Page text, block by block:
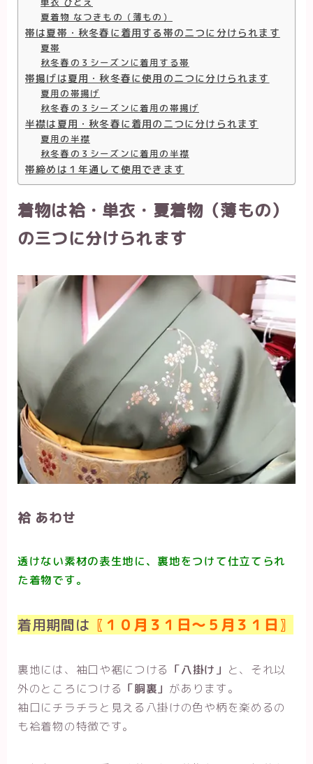
夏着物 なつきもの（薄もの）
帯は夏帯・秋冬春に着用する帯の二つに分けられます
夏帯
秋冬春の３シーズンに着用する帯
帯揚げは夏用・秋冬春に使用の二つに分けられます
夏用の帯揚げ
秋冬春の３シーズンに着用の帯揚げ
半襟は夏用・秋冬春に着用の二つに分けられます
夏用の半襟
秋冬春の３シーズンに着用の半襟
帯締めは１年通して使用できます
着物は袷・単衣・夏着物（薄もの）
の三つに分けられます
袷 あわせ
透けない素材の表生地に、裏地をつけて仕立てられ
た着物です。
着用期間は 〖 １０月３１日～５月３１日 〗
裏地には、袖口や裾につける 「八掛け」 と、それ以
外のところにつける 「胴裏」 があります。
袖口にチラチラと見える八掛けの色や柄を楽めるの
も袷着物の特徴です。